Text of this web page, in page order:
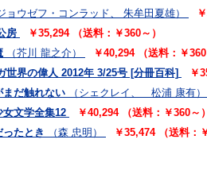
ョウゼフ・コンラッド、 朱牟田夏雄）
房
￥35,294 （送料：￥360～）
（芥川 龍之介）
￥40,294 （送料：￥360
世界の偉人 2012年 3/25号 [分冊百科]
￥
まだ触れない
（シェクレイ、 松浦 康有）
女文学全集12
￥40,294 （送料：￥360～）
たとき
（森 忠明） ￥35,474 （送料：